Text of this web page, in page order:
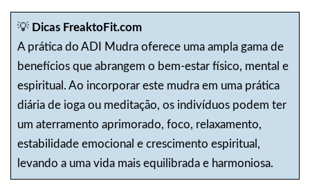
💡 Dicas FreaktoFit.com
A prática do ADI Mudra oferece uma ampla gama de
benefícios que abrangem o bem-estar físico, mental e
espiritual. Ao incorporar este mudra em uma prática
diária de ioga ou meditação, os indivíduos podem ter
um aterramento aprimorado, foco, relaxamento,
estabilidade emocional e crescimento espiritual,
levando a uma vida mais equilibrada e harmoniosa.